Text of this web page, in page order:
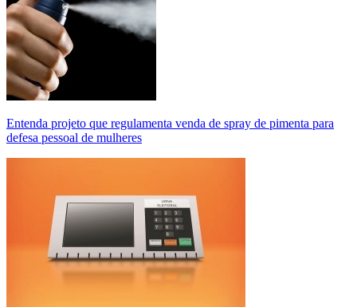
Entenda projeto que regulamenta venda de spray de pimenta para
defesa pessoal de mulheres